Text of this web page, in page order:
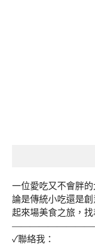
一位愛吃又不會胖
論是傳統小吃還是
起來場美食之旅，找
✓聯絡我：